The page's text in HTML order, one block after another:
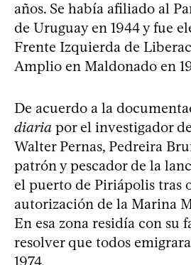
años. Se había afiliado al
de Uruguay en 1944 y fue
Frente Izquierda de
Amplio en Maldonado en
De acuerdo a la
diaria por el investigador
Walter Pernas, Pedreira
patrón y pescador de la
el puerto de Piriápolis tras
autorización de la Marina
En esa zona residía con su
resolver que todos
1974.